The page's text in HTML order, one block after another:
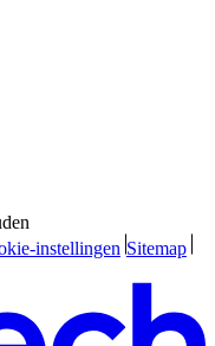
instellingen Sitemap